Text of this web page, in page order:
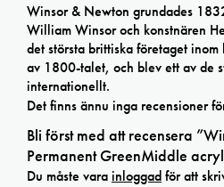
Winsor & Newton grundades
William Winsor och konstnären
det största brittiska företaget
av 1800-talet, och blev ett av de
internationellt.
Det finns ännu inga recensioner
Bli först med att recensera
Permanent GreenMiddle
Du måste varainloggadför att